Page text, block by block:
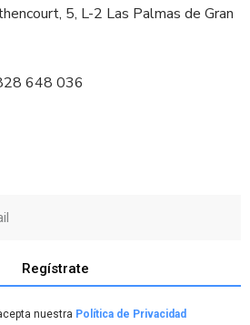
5, L-2 Las Palmas de Gran
648 036
Regístrate
nuestra Política de Privacidad